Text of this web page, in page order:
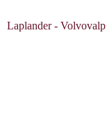
Laplander -